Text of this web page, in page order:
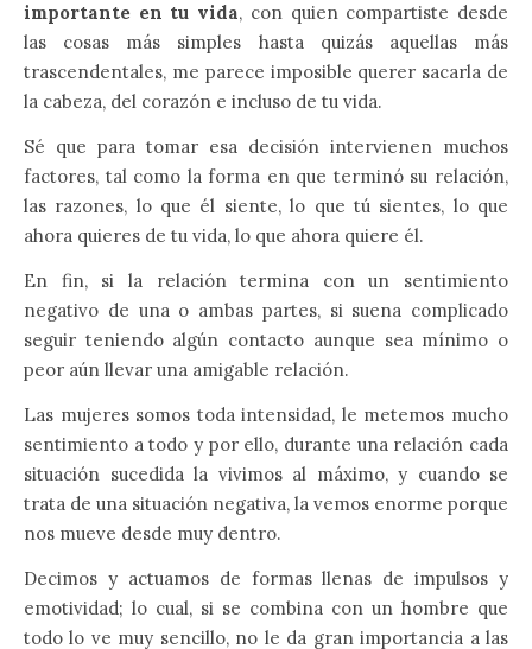
importante en tu vida, con quien compartiste desde
las cosas más simples hasta quizás aquellas más
trascendentales, me parece imposible querer sacarla de
la cabeza, del corazón e incluso de tu vida.
Sé que para tomar esa decisión intervienen muchos
factores, tal como la forma en que terminó su relación,
las razones, lo que él siente, lo que tú sientes, lo que
ahora quieres de tu vida, lo que ahora quiere él.
En fin, si la relación termina con un sentimiento
negativo de una o ambas partes, si suena complicado
seguir teniendo algún contacto aunque sea mínimo o
peor aún llevar una amigable relación.
Las mujeres somos toda intensidad, le metemos mucho
sentimiento a todo y por ello, durante una relación cada
situación sucedida la vivimos al máximo, y cuando se
trata de una situación negativa, la vemos enorme porque
nos mueve desde muy dentro.
Decimos y actuamos de formas llenas de impulsos y
emotividad; lo cual, si se combina con un hombre que
todo lo ve muy sencillo, no le da gran importancia a las